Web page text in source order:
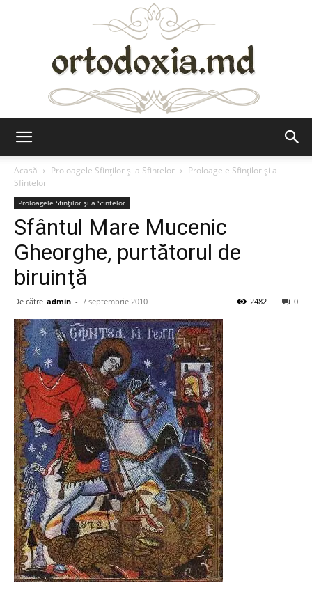
Acasă
Proloagele Sfinților și a Sfintelor
Proloagele Sfinților și a
Sfintelor
Proloagele Sfinților și a Sfintelor
Sfântul Mare Mucenic
Gheorghe, purtătorul de
biruinţă
De către admin - 7 septembrie 2010 0
2482